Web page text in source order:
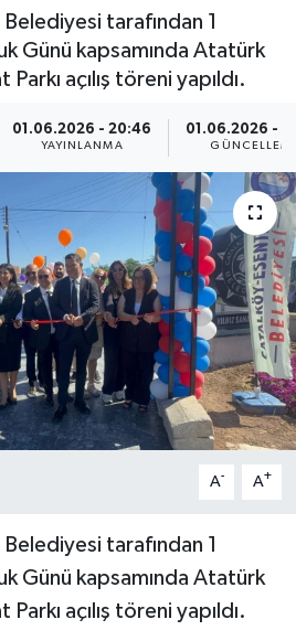
tarafından 1
Günü kapsamında Atatürk
Parkı açılış töreni yapıldı.
01.06.2026 - 20:46
YAYINLANMA
01.06.2026 -
A- A+
tarafından 1
Günü kapsamında Atatürk
Parkı açılış töreni yapıldı.